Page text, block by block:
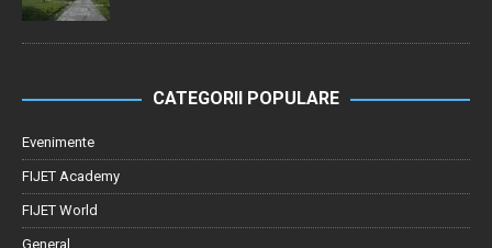
CATEGORII POPULARE
Evenimente
FIJET Academy
FIJET World
General